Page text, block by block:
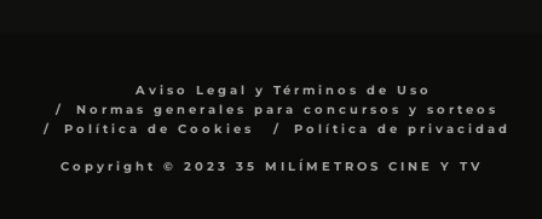
Aviso Legal y Términos de Uso
Normas generales para concursos y sorteos
Política de Cookies
Política de privacidad
Copyright © 2023 35 MILÍMETROS CINE Y TV